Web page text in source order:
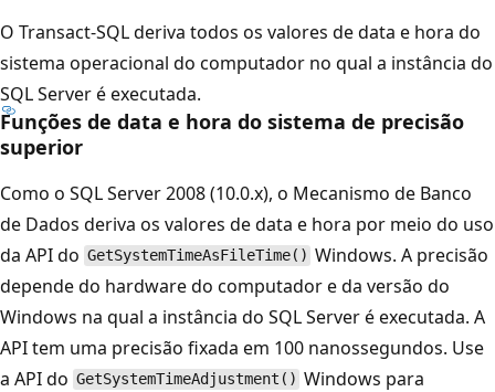
O Transact-SQL deriva todos os valores de data e hora do
sistema operacional do computador no qual a instância do
SQL Server é executada.
Funções de data e hora do sistema de precisão
superior
Como o SQL Server 2008 (10.0.x), o Mecanismo de Banco
de Dados deriva os valores de data e hora por meio do uso
da API do GetSystemTimeAsFileTime() Windows. A precisão
depende do hardware do computador e da versão do
Windows na qual a instância do SQL Server é executada. A
API tem uma precisão fixada em 100 nanossegundos. Use
a API do GetSystemTimeAdjustment() Windows para